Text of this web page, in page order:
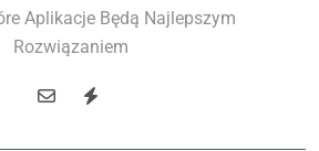
Aplikacje Będą Najlepszym
Rozwiązaniem